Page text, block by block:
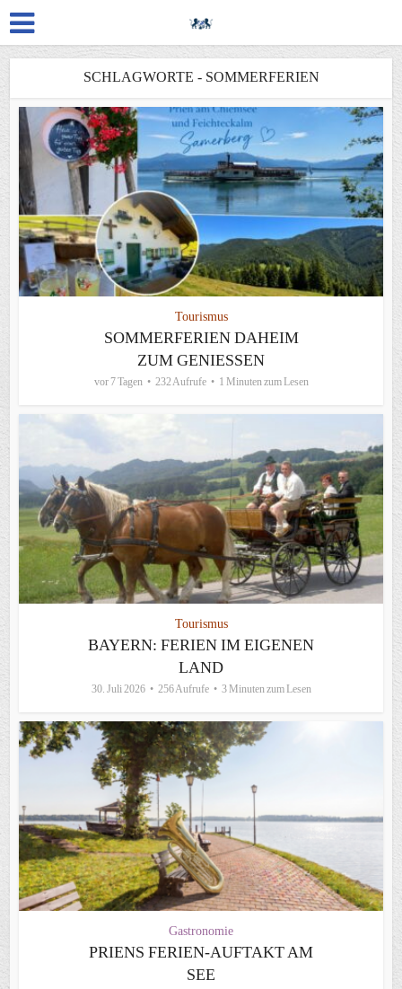
SCHLAGWORTE - SOMMERFERIEN
Tourismus
SOMMERFERIEN DAHEIM
ZUM GENIESSEN
vor 7 Tagen 232 Aufrufe 1 Minuten zum Lesen
Tourismus
BAYERN: FERIEN IM EIGENEN
LAND
30. Juli 2026 256 Aufrufe 3 Minuten zum Lesen
Gastronomie
PRIENS FERIEN-AUFTAKT AM
SEE